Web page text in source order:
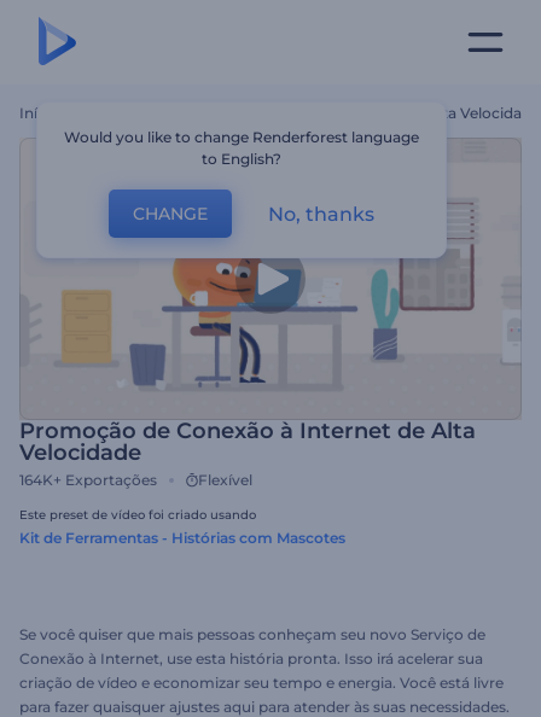
Início Promoção De Conexão À Internet De Alta Velocidade
Promoção de Conexão à Internet de Alta
Velocidade
164K+ Exportações Flexível
Este preset de vídeo foi criado usando
Kit de Ferramentas - Histórias com Mascotes
Se você quiser que mais pessoas conheçam seu novo Serviço de
Conexão à Internet, use esta história pronta. Isso irá acelerar sua
criação de vídeo e economizar seu tempo e energia. Você está livre
para fazer quaisquer ajustes aqui para atender às suas necessidades.
Would you like to change Renderforest language
to English?
CHANGE No, thanks